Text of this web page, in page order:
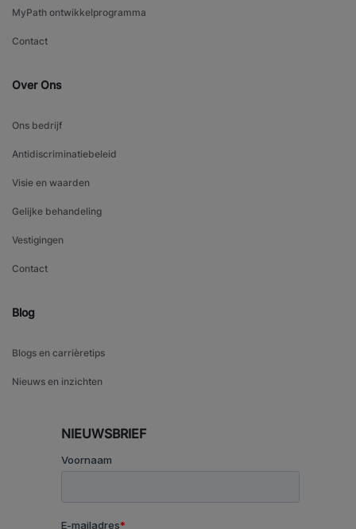
MyPath ontwikkelprogramma
Contact
Over Ons
Ons bedrijf
Antidiscriminatiebeleid
Visie en waarden
Gelijke behandeling
Vestigingen
Contact
Blog
Blogs en carrièretips
Nieuws en inzichten
NIEUWSBRIEF